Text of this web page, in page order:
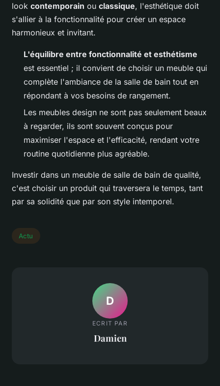
look contemporain ou classique, l'esthétique doit
s'allier à la fonctionnalité pour créer un espace
harmonieux et invitant.
L'équilibre entre fonctionnalité et esthétisme
est essentiel ; il convient de choisir un meuble qui
complète l'ambiance de la salle de bain tout en
répondant à vos besoins de rangement.
Les meubles design ne sont pas seulement beaux
à regarder, ils sont souvent conçus pour
maximiser l'espace et l'efficacité, rendant votre
routine quotidienne plus agréable.
Investir dans un meuble de salle de bain de qualité,
c'est choisir un produit qui traversera le temps, tant
par sa solidité que par son style intemporel.
Actu
D
ECRIT PAR
Damien